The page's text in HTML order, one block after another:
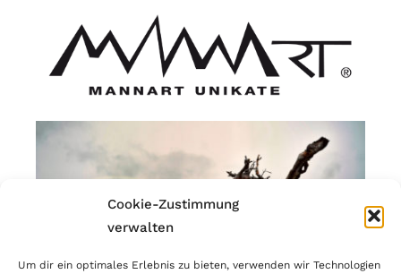
Cookie-Zustimmung
verwalten
Um dir ein optimales Erlebnis zu bieten, verwenden wir Technologien